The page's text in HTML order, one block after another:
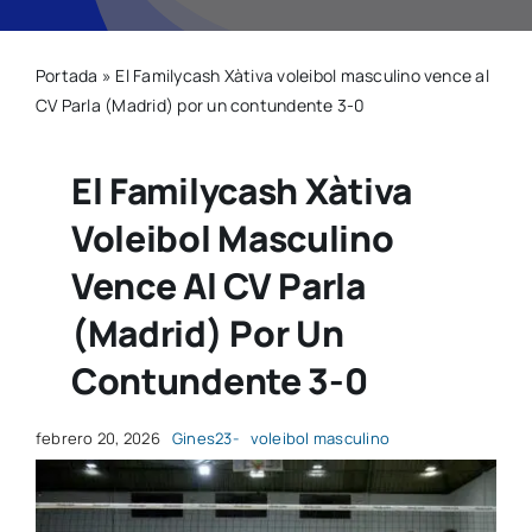
Esgrima
contacte
Portada » El Familycash Xàtiva voleibol masculino vence al
CV Parla (Madrid) por un contundente 3-0
El Familycash Xàtiva
Voleibol Masculino
Vence Al CV Parla
(Madrid) Por Un
Contundente 3-0
febrero 20, 2026 Gines23- voleibol masculino